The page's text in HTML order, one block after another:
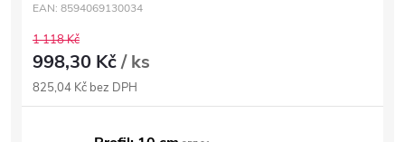
EAN: 8594069130034
1 118 Kč
998,30 Kč/ ks
825,04 Kč bez DPH